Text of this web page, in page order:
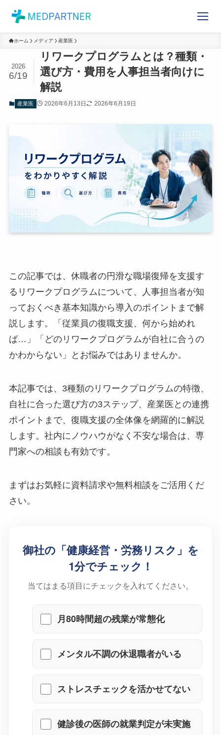
ホーム メディア 産業医
リワークプログラムとは？種
類・選び方・費用を人事担当者向
けに解説
2026
6/19
産業医 2026年6月13日 2026年6月19日
この記事では、休職者の円滑な職場復帰を支援す
るリワークプログラムについて、人事担当者が知
っておくべき基本知識から導入のポイントまで解
説します。「従業員の復職支援、何から始めれ
ば…」「どのリワークプログラムが自社に合うの
かわからない」とお悩みではありませんか。
本記事では、3種類のリワークプログラムの特
徴、自社に合った選び方の3ステップ、産業医と
の連携ポイントまで、復職支援の全体像を網羅的
に解説します。社内にノウハウがなく不安な場合
は、専門家への相談も有効です。
まずはお気軽に資料請求や無料相談をご活用くだ
さい。
御社の「健康経営・労務リスク」を
1分でチェック！
当てはまる項目にチェックを入れてください。
月80時間超の残業が常態化
メンタル不調の休退職者がいる
ストレスチェックを活かせてな
健診後の医師の就業判定が未実